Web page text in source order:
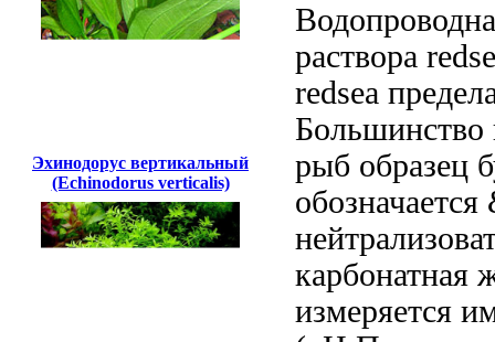
Эхинодорус вертикальный
(Echinodorus verticalis)
раствора
redsea
Большинство
рыб образец
карбонатная
измеряется